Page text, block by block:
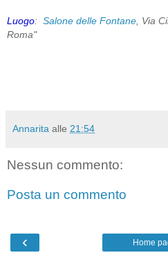
Luogo: Salone delle Fontane , Via
Roma"
Annarita alle 21:54
Nessun commento:
Posta un commento
‹ Home